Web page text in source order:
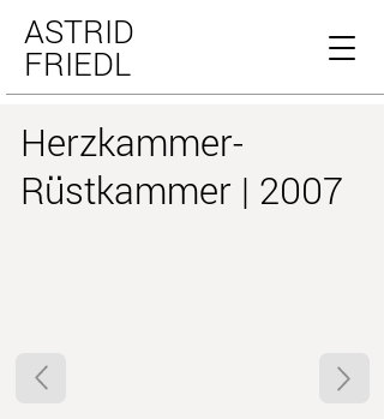
ASTRID
FRIEDL
Herzkammer-
Rüstkammer | 2007